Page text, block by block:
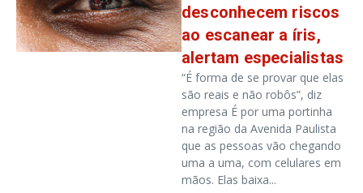
desconhecem riscos
ao escanear a íris,
alertam especialistas
“É forma de se provar que elas
são reais e não robôs”, diz
empresa É por uma portinha
na região da Avenida Paulista
que as pessoas vão chegando
uma a uma, com celulares em
mãos. Elas baixa...